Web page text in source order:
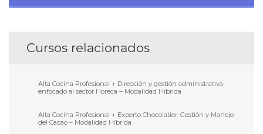
Cursos relacionados
Alta Cocina Profesional + Dirección y gestión administrativa
enfocado al sector Horeca – Modalidad Híbrida
Alta Cocina Profesional + Experto Chocolatier: Gestión y Manejo
del Cacao – Modalidad Híbrida